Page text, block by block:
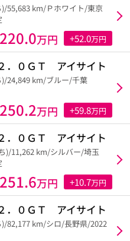
55,683 km/Ｐホワイト/東京
220.0万円 +52.0万円
．０ＧＴ アイサイト
)/24,849 km/ブルー/千葉
250.2万円 +59.8万円
．０ＧＴ アイサイト
)/11,262 km/シルバー/埼玉
251.6万円 +10.7万円
．０ＧＴ アイサイト
82,177 km/シロ/長野県/2022